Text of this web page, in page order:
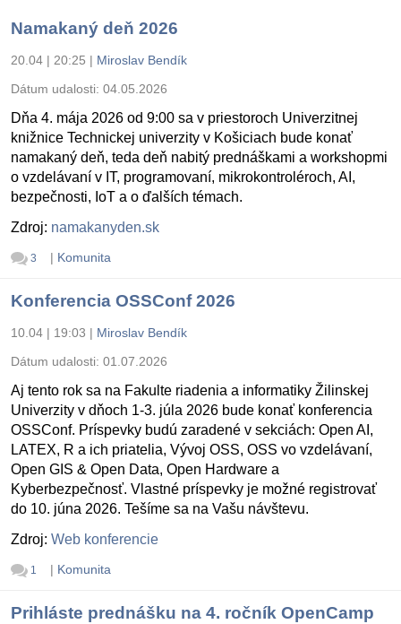
Namakaný deň 2026
20.04 | 20:25 | Miroslav Bendík
Dátum udalosti: 04.05.2026
Dňa 4. mája 2026 od 9:00 sa v priestoroch Univerzitnej
knižnice Technickej univerzity v Košiciach bude konať
namakaný deň, teda deň nabitý prednáškami a workshopmi
o vzdelávaní v IT, programovaní, mikrokontroléroch, AI,
bezpečnosti, IoT a o ďalších témach.
Zdroj: namakanyden.sk
3 | Komunita
Konferencia OSSConf 2026
10.04 | 19:03 | Miroslav Bendík
Dátum udalosti: 01.07.2026
Aj tento rok sa na Fakulte riadenia a informatiky Žilinskej
Univerzity v dňoch 1-3. júla 2026 bude konať konferencia
OSSConf. Príspevky budú zaradené v sekciách: Open AI,
LATEX, R a ich priatelia, Vývoj OSS, OSS vo vzdelávaní,
Open GIS & Open Data, Open Hardware a
Kyberbezpečnosť. Vlastné príspevky je možné registrovať
do 10. júna 2026. Tešíme sa na Vašu návštevu.
Zdroj: Web konferencie
1 | Komunita
Prihláste prednášku na 4. ročník OpenCamp